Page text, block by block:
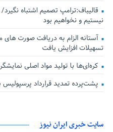
قالیباف:ترامپ تصمیم اشتباه
نیستیم و نخواهیم بود
تسهیلات افزایش یافت
کره‌ای‌ها با تولید مواد اصلی
پشت‌پرده تمدید قرارداد
سایت خبری ایران نیوز